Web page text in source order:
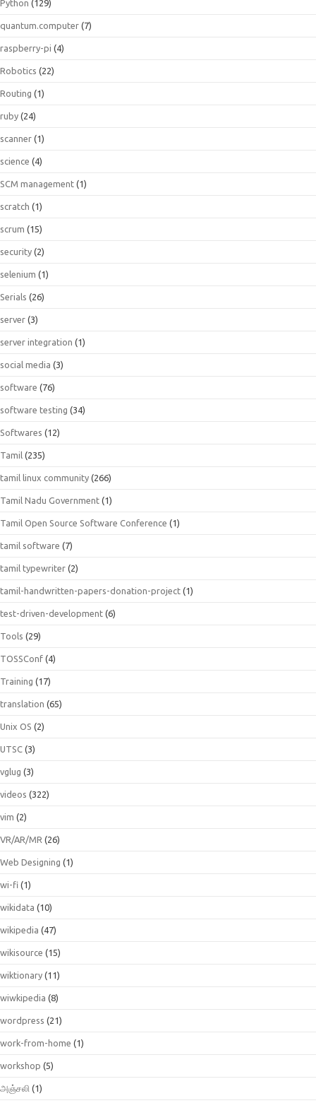
Python (129)
quantum.computer (7)
raspberry-pi (4)
Robotics (22)
Routing (1)
ruby (24)
scanner (1)
science (4)
SCM management (1)
scratch (1)
scrum (15)
security (2)
selenium (1)
Serials (26)
server (3)
server integration (1)
social media (3)
software (76)
software testing (34)
Softwares (12)
Tamil (235)
tamil linux community (266)
Tamil Nadu Government (1)
Tamil Open Source Software Conference (1)
tamil software (7)
tamil typewriter (2)
tamil-handwritten-papers-donation-project (1)
test-driven-development (6)
Tools (29)
TOSSConf (4)
Training (17)
translation (65)
Unix OS (2)
UTSC (3)
vglug (3)
videos (322)
vim (2)
VR/AR/MR (26)
Web Designing (1)
wi-fi (1)
wikidata (10)
wikipedia (47)
wikisource (15)
wiktionary (11)
wiwkipedia (8)
wordpress (21)
work-from-home (1)
workshop (5)
அஞ்சலி (1)